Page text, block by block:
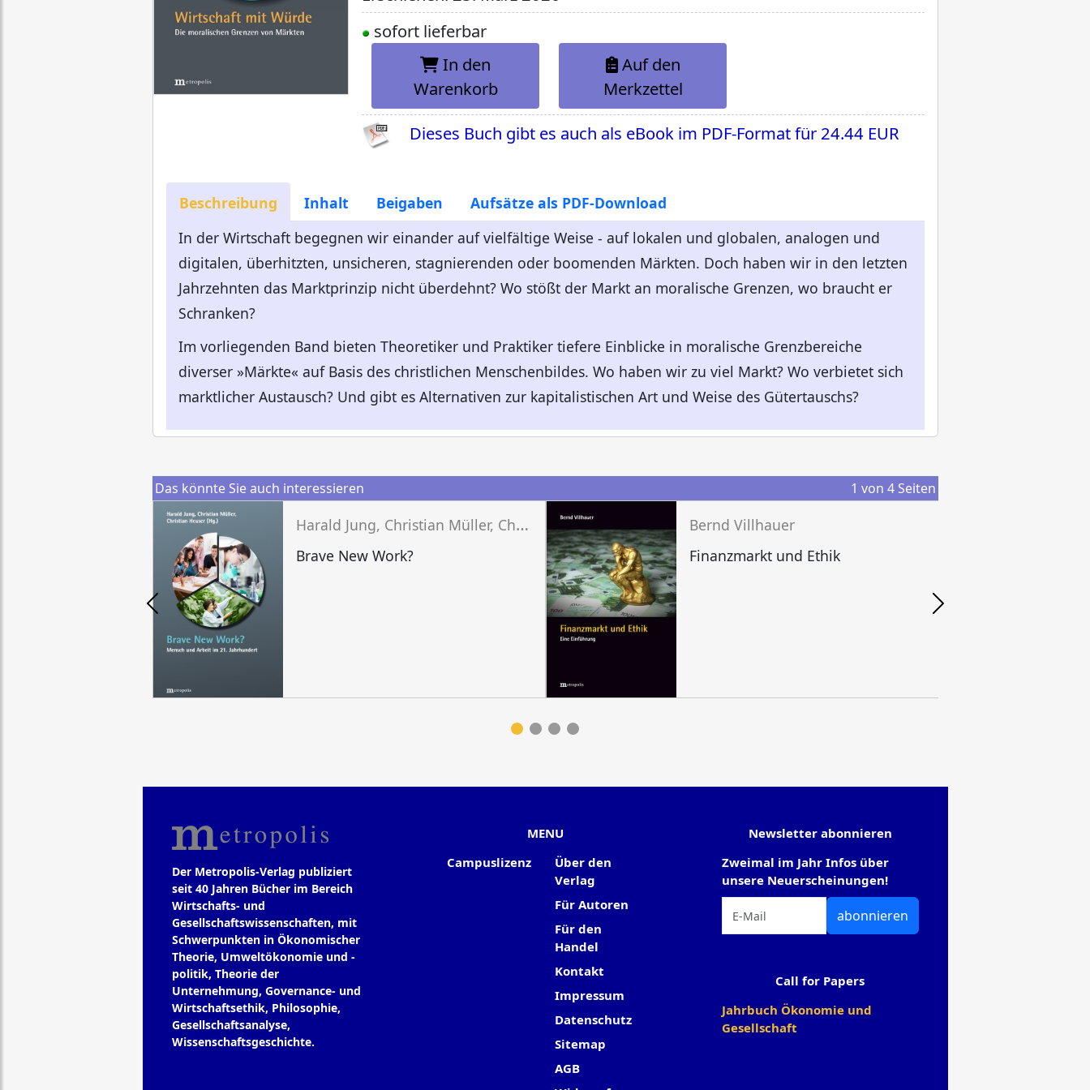
sofort lieferbar
In den
Warenkorb
Auf den
Merkzettel
Dieses Buch gibt es auch als eBook im PDF-Format für 24.44 EUR
Beschreibung Inhalt Beigaben
Aufsätze als PDF-Download
In der Wirtschaft begegnen wir einander auf vielfältige Weise - auf lokalen und globalen, analogen und
digitalen, überhitzten, unsicheren, stagnierenden oder boomenden Märkten. Doch haben wir in den letzten
Jahrzehnten das Marktprinzip nicht überdehnt? Wo stößt der Markt an moralische Grenzen, wo braucht er
Schranken?
Im vorliegenden Band bieten Theoretiker und Praktiker tiefere Einblicke in moralische Grenzbereiche
diverser »Märkte« auf Basis des christlichen Menschenbildes. Wo haben wir zu viel Markt? Wo verbietet sich
marktlicher Austausch? Und gibt es Alternativen zur kapitalistischen Art und Weise des Gütertauschs?
Das könnte Sie auch interessieren 1 von 4Seiten
H
arald Jung, Christian Müller, Christian Heuser (Hg.)
Brave New Work?
Bernd Villhauer
Finanzmarkt und Ethik
Der Metropolis-Verlag publiziert
seit 40 Jahren Bücher im Bereich
Wirtschafts- und
Gesellschaftswissenschaften, mit
Schwerpunkten in Ökonomischer
Theorie, Umweltökonomie und -
politik, Theorie der
Unternehmung, Governance- und
Wirtschaftsethik, Philosophie,
Gesellschaftsanalyse,
Wissenschaftsgeschichte.
MENU
Campuslizenz
Über den
Verlag
Für Autoren
Für den
Handel
Kontakt
Impressum
Datenschutz
Sitemap
AGB
Newsletter abonnieren
Zweimal im Jahr Infos über
unsere Neuerscheinungen!
abonnieren
Call for Papers
Jahrbuch Ökonomie und
Gesellschaft